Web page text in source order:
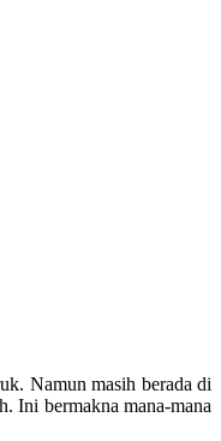
Namun masih berada di
Ini bermakna mana-mana